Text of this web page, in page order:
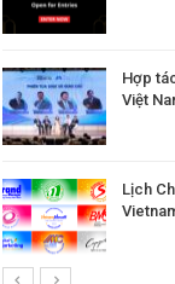
Hợp
Việt
Lịch